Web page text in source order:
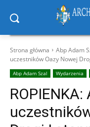
Strona główna Abp Adam
uczestników Oazy Nowej
Abp Adam Szal Wydarzenia